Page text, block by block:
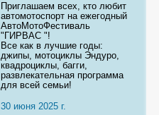
Приглашаем всех, кто любит
автомотоспорт на ежегодный
АвтоМотоФестиваль
"ГИРВАС "!
Все как в лучшие годы:
джипы, мотоциклы Эндуро,
квадроциклы, багги,
развлекательная программа
для всей семьи!
30 июня 2025 г.